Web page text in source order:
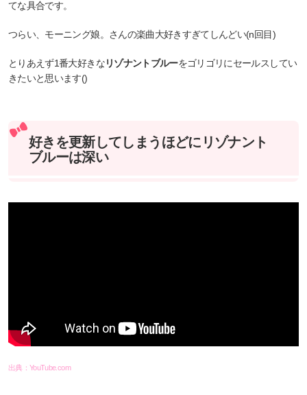
てな具合です。
つらい、モーニング娘。さんの楽曲大好きすぎてしんどい(n回目)
とりあえず1番大好きなリゾナントブルーをゴリゴリにセールスしてい
きたいと思います()
好きを更新してしまうほどにリゾナント
ブルーは深い
出典：YouTube.com